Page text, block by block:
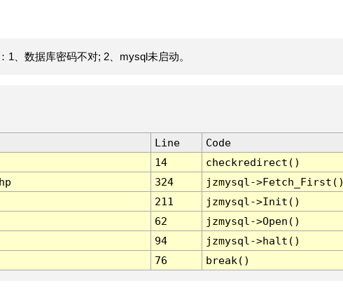
、数据库密码不对; 2、mysql未启动。
Line
Code
14
checkredirect()
324
jzmysql-
211
jzmysql->Init()
62
jzmysql->Open()
94
jzmysql->halt()
76 break()